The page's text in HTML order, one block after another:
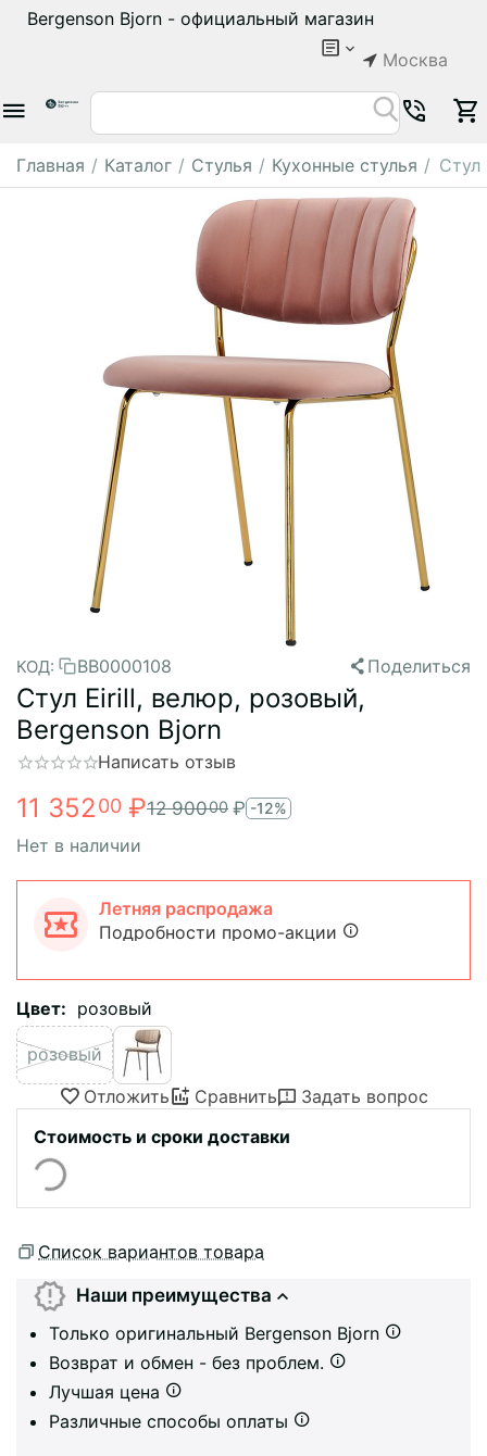
Bergenson Bjorn - официальный магазин
Москва
Главная / Каталог / Стулья / Кухонные стулья / Стул
КОД: BB0000108 Поделиться
Стул Eirill, велюр, розовый,
Bergenson Bjorn
Написать отзыв
11 35200 ₽12 90000 ₽ -12%
Нет в наличии
Летняя распродажа
Подробности промо-акции
Цвет: розовый
розовый
Отложить
Сравнить
Задать вопрос
Стоимость и сроки доставки
Список вариантов товара
Наши преимущества
Только оригинальный Bergenson Bjorn
Возврат и обмен - без проблем.
Лучшая цена
Различные способы оплаты